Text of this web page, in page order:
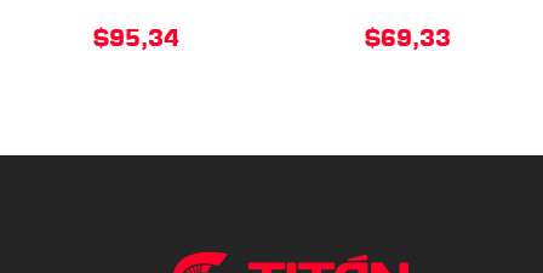
$95,34 $69,33